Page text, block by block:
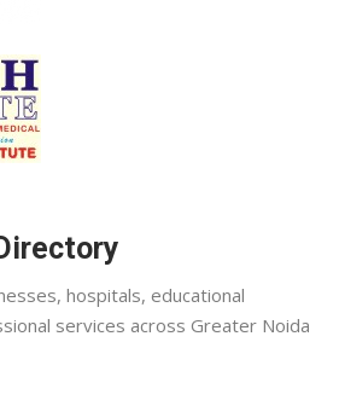
hospitals, educational
services across Greater Noida